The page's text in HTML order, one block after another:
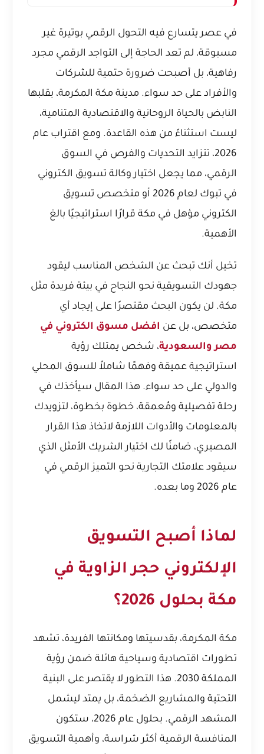
في عصر يتسارع فيه التحول الرقمي بوتيرة غير
مسبوقة، لم تعد الحاجة إلى التواجد الرقمي مجرد
رفاهية، بل أصبحت ضرورة حتمية للشركات
والأفراد على حد سواء. مدينة مكة المكرمة، بقلبها
النابض بالحياة الروحانية والاقتصادية المتنامية،
ليست استثناءً من هذه القاعدة. ومع اقتراب عام
2026، تتزايد التحديات والفرص في السوق
الرقمي، مما يجعل اختياروكالة تسويق الكتروني
في تبوك لعام 2026
أو متخصص تسويق
الكتروني مؤهل في مكة قرارًا استراتيجيًا بالغ
الأهمية.
تخيل أنك تبحث عن الشخص المناسب ليقود
جهودك التسويقية نحو النجاح في بيئة فريدة مثل
مكة. لن يكون البحث مقتصرًا على إيجاد أي
متخصص، بل عن افضل مسوق الكتروني في
مصر والسعودية، شخص يمتلك رؤية
استراتيجية عميقة وفهمًا شاملاً للسوق المحلي
والدولي على حد سواء. هذا المقال سيأخذك في
رحلة تفصيلية ومُعمقة، خطوة بخطوة، لتزويدك
بالمعلومات والأدوات اللازمة لاتخاذ هذا القرار
المصيري، ضامنًا لك اختيار الشريك الأمثل الذي
سيقود علامتك التجارية نحو التميز الرقمي في
عام 2026 وما بعده.
لماذا أصبح التسويق
الإلكتروني حجر الزاوية في
مكة بحلول 2026؟
مكة المكرمة، بقدسيتها ومكانتها الفريدة، تشهد
تطورات اقتصادية وسياحية هائلة ضمن رؤية
المملكة 2030. هذا التطور لا يقتصر على البنية
التحتية والمشاريع الضخمة، بل يمتد ليشمل
المشهد الرقمي. بحلول عام 2026، ستكون
المنافسة الرقمية أكثر شراسة، وأهمية التسويق